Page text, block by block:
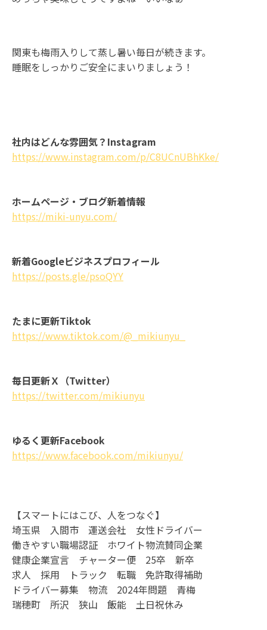
関東も梅雨入りして蒸し暑い毎日が続きます。
睡眠をしっかりご安全にまいりましょう！
社内はどんな雰囲気？Instagram
https://www.instagram.com/p/C8UCnUBhKke/
ホームページ・ブログ新着情報
https://miki-unyu.com/
新着Googleビジネスプロフィール
https://posts.gle/psoQYY
たまに更新Tiktok
https://www.tiktok.com/@_mikiunyu_
毎日更新Ｘ（Twitter）
https://twitter.com/mikiunyu
ゆるく更新Facebook
https://www.facebook.com/mikiunyu/
【スマートにはこび、人をつなぐ】
埼玉県 入間市 運送会社 女性ドライバー
働きやすい職場認証 ホワイト物流賛同企業
健康企業宣言 チャーター便 25卒 新卒
求人 採用 トラック 転職 免許取得補助
ドライバー募集 物流 2024年問題 青梅
瑞穂町 所沢 狭山 飯能 土日祝休み